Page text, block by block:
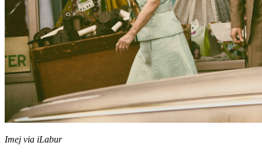
Imej via iLabur